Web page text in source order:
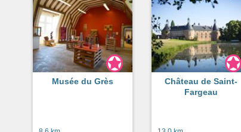
Musée du Grès
Château de Saint-
Fargeau